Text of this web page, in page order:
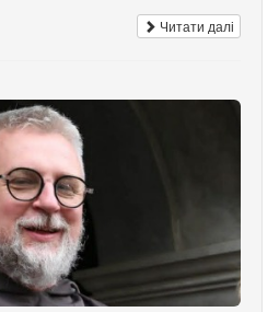
Читати далі